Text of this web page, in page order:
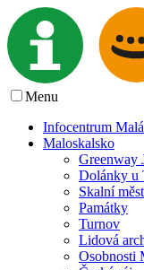
Menu
Infocentrum
Maloskalsko
Greenway
Dolánky u
Skalní
Památky
Turnov
Lidová
Osobnosti